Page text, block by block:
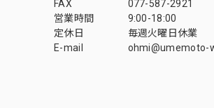
FAX
077-587-2921
営業時間
9:00-18:00
定休日
毎週火曜日休業
E-mail
ohmi@umemoto-